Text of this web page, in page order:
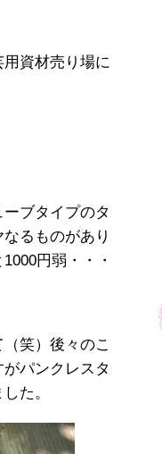
資材売り場に
ブタイプのタ
るものがあり
円弱・・・
笑）後々のこ
パンクレスタ
た。